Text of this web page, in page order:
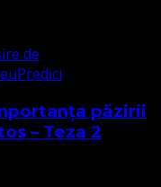
de
Predici
păzirii
– Teza 2